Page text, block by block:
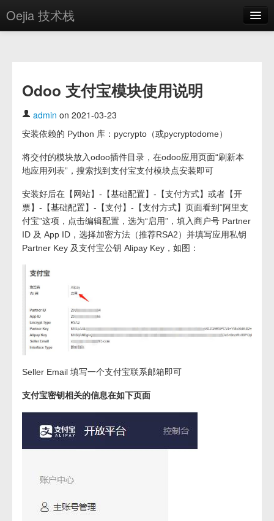
Oejia 技术栈
方案
OE学院
分享
关于
编辑器
登录
Odoo 支付宝模块使用说明
admin on 2021-03-23
安装依赖的 Python 库：pycrypto（或pycryptodome）
将交付的模块放入odoo插件目录，在odoo应用页面“刷新本
地应用列表”，搜索找到支付宝支付模块点安装即可
安装好后在【网站】-【基础配置】-【支付方式】或者【开
票】-【基础配置】-【支付】-【支付方式】页面看到“阿里支
付宝”这项，点击编辑配置，选为“启用”，填入商户号 Partner
ID 及 App ID，选择加密方法（推荐RSA2）并填写应用私钥
Partner Key 及支付宝公钥 Alipay Key，如图：
Seller Email 填写一个支付宝联系邮箱即可
支付宝密钥相关的信息在如下页面